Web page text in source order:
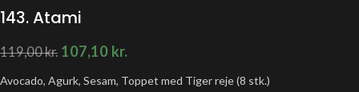
143. Atami
119,00kr. 107,10 kr.
Avocado, Agurk, Sesam, Toppet med Tiger reje (8 stk.)